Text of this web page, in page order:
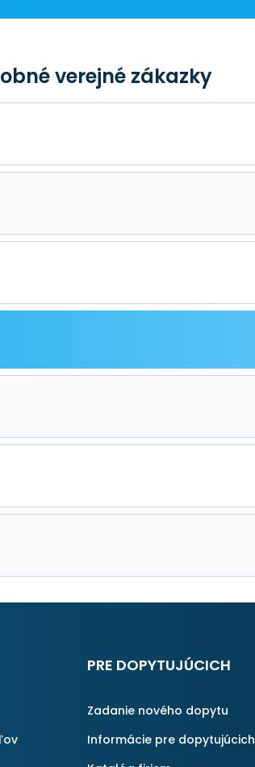
verejné zákazky
PRE DOPYTUJÚCICH
Zadanie nového dopytu
Informácie pre dopytujúcich